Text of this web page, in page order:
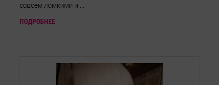
совсем ломкими и ...
ПОДРОБНЕЕ